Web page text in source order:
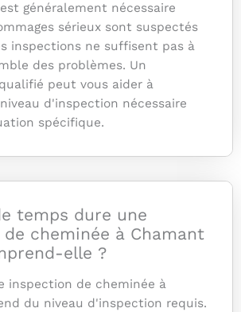
généralement nécessaire
sérieux sont suspectés
inspections ne suffisent pas à
des problèmes. Un
peut vous aider à
d'inspection nécessaire
spécifique.
temps dure une
cheminée à Chamant
elle ?
inspection de cheminée à
du niveau d'inspection requis.